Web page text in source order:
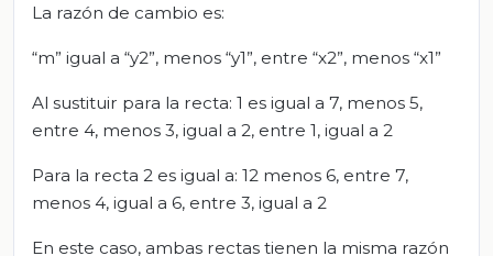
La razón de cambio es:
“m” igual a “y2”, menos “y1”, entre “x2”, menos “x1”
Al sustituir para la recta: 1 es igual a 7, menos 5,
entre 4, menos 3, igual a 2, entre 1, igual a 2
Para la recta 2 es igual a: 12 menos 6, entre 7,
menos 4, igual a 6, entre 3, igual a 2
En este caso, ambas rectas tienen la misma razón